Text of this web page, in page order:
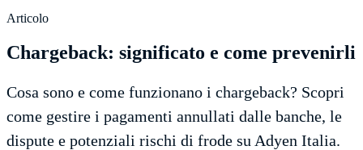
Articolo
Chargeback: significato e come prevenirli
Cosa sono e come funzionano i chargeback? Scopri
come gestire i pagamenti annullati dalle banche, le
dispute e potenziali rischi di frode su Adyen Italia.